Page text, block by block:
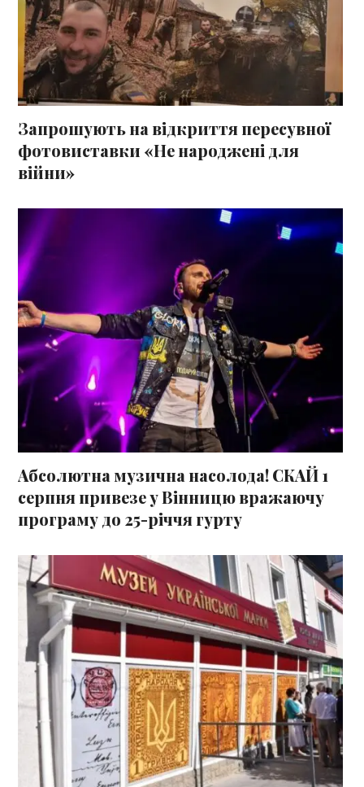
Запрошують на відкриття пересувної
фотовиставки «Не народжені для
війни»
Абсолютна музична насолода! СКАЙ 1
серпня привезе у Вінницю вражаючу
програму до 25-річчя гурту